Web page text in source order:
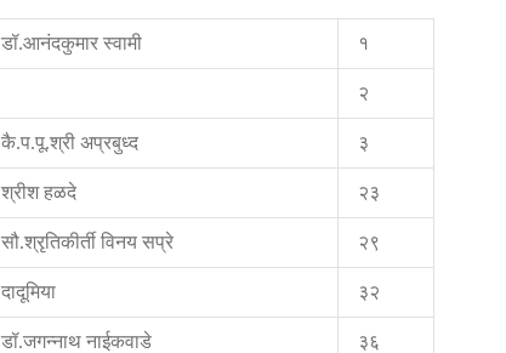
डॉ.आनंदकुमार स्वामी १
२
कै.प.पू.श्री अप्रबुध्द ३
श्रीश हळदे २३
सौ.श्रृतिकीर्ती विनय सप्रे २९
दादूमिया ३२
डॉ.जगन्नाथ नाईकवाडे ३६